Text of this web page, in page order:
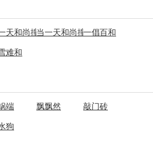
天和尚撞一天钟当一天和尚撞一天钟
一倡百和
难和
端 飘飘然 敲门砖
狗